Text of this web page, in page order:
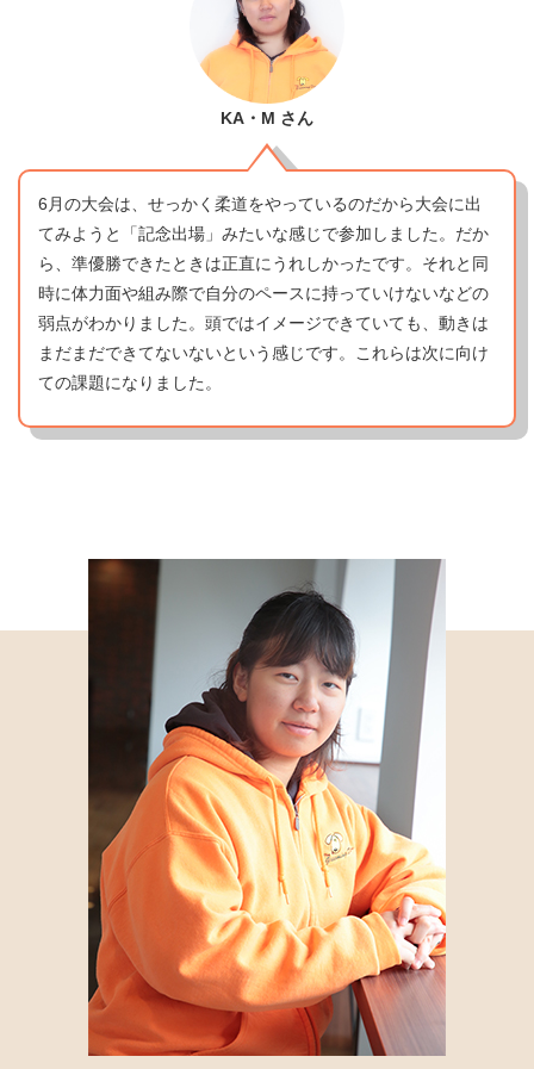
KA・M さん
6月の大会は、せっかく柔道をやっているのだから大会に出
てみようと「記念出場」みたいな感じで参加しました。だか
ら、準優勝できたときは正直にうれしかったです。それと同
時に体力面や組み際で自分のペースに持っていけないなどの
弱点がわかりました。頭ではイメージできていても、動きは
まだまだできてないないという感じです。これらは次に向け
ての課題になりました。